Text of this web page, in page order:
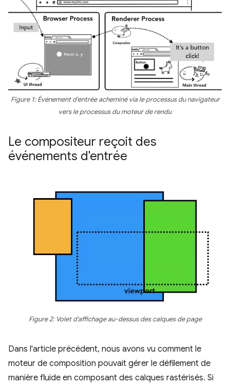
Figure 1: Événement d'entrée acheminé via le processus du navigateur
vers le processus du moteur de rendu
Le compositeur reçoit des
événements d'entrée
Figure 2: Volet d'affichage au-dessus des calques de page
Dans l'article précédent, nous avons vu comment le
moteur de composition pouvait gérer le défilement de
manière fluide en composant des calques rastérisés. Si